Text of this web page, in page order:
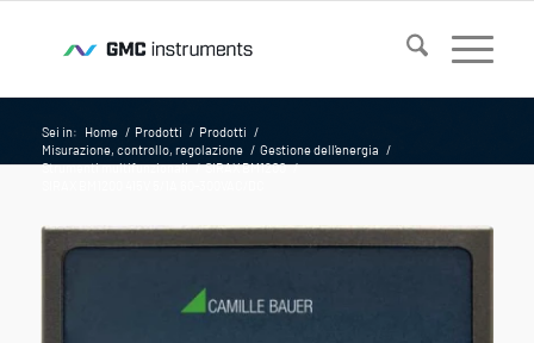
Sei in: Home / Prodotti / Prodotti /
Misurazione, controllo, regolazione / Gestione dell'energia /
Strumenti multifunzionali / SIRAX BM1200 /